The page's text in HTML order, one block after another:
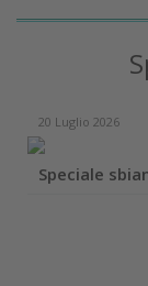
20 Luglio 2026
Speciale